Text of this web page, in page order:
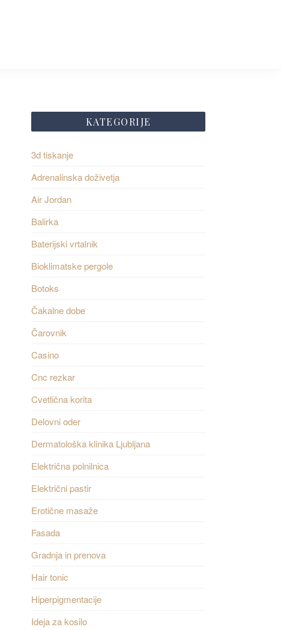
KATEGORIJE
3d tiskanje
Adrenalinska doživetja
Air Jordan
Balirka
Baterijski vrtalnik
Bioklimatske pergole
Botoks
Čakalne dobe
Čarovnik
Casino
Cnc rezkar
Cvetlična korita
Delovni oder
Dermatološka klinika Ljubljana
Električna polnilnica
Električni pastir
Erotične masaže
Fasada
Gradnja in prenova
Hair tonic
Hiperpigmentacije
Ideja za kosilo